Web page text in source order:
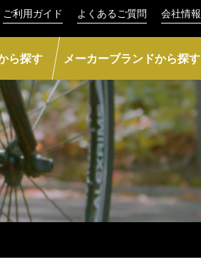
ご利用ガイド よくあるご質問 会社情報
ら探す メーカーブランドから探す